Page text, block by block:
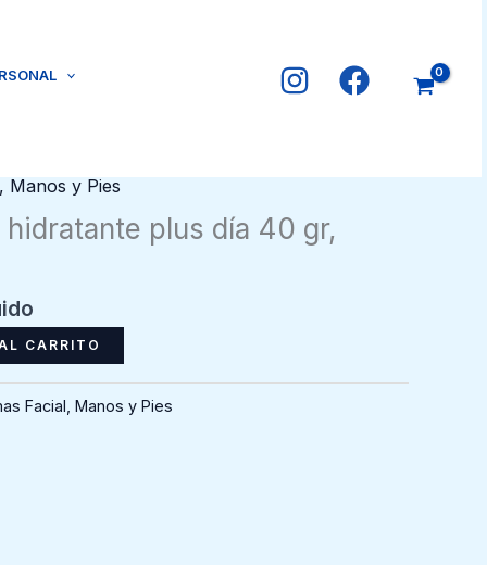
Manos y Pies
plus día 40 gr,
CARRITO
Facial, Manos y Pies